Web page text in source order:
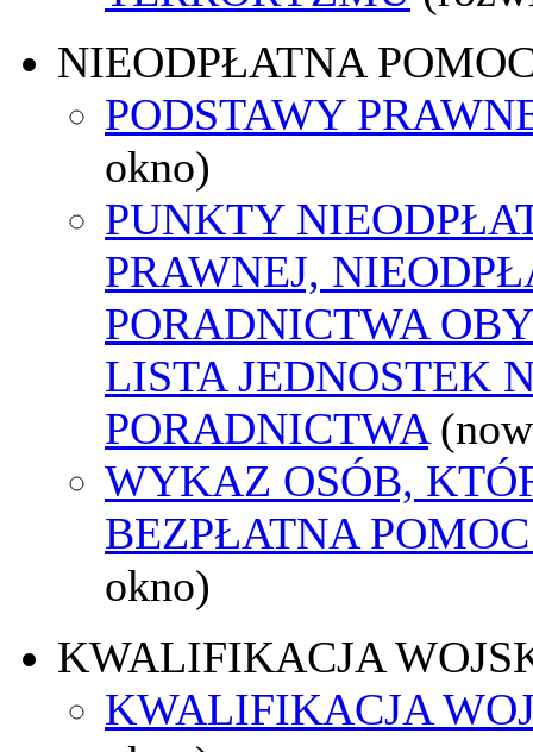
NIEODPŁATNA
PODSTAWY
okno)
PUNKTY
PRAWNEJ,
PORADNICTWA
LISTA JEDNOSTEK
PORADNICTWA
WYKAZ OSÓB,
BEZPŁATNA
okno)
KWALIFIKACJA
KWALIFIKACJA